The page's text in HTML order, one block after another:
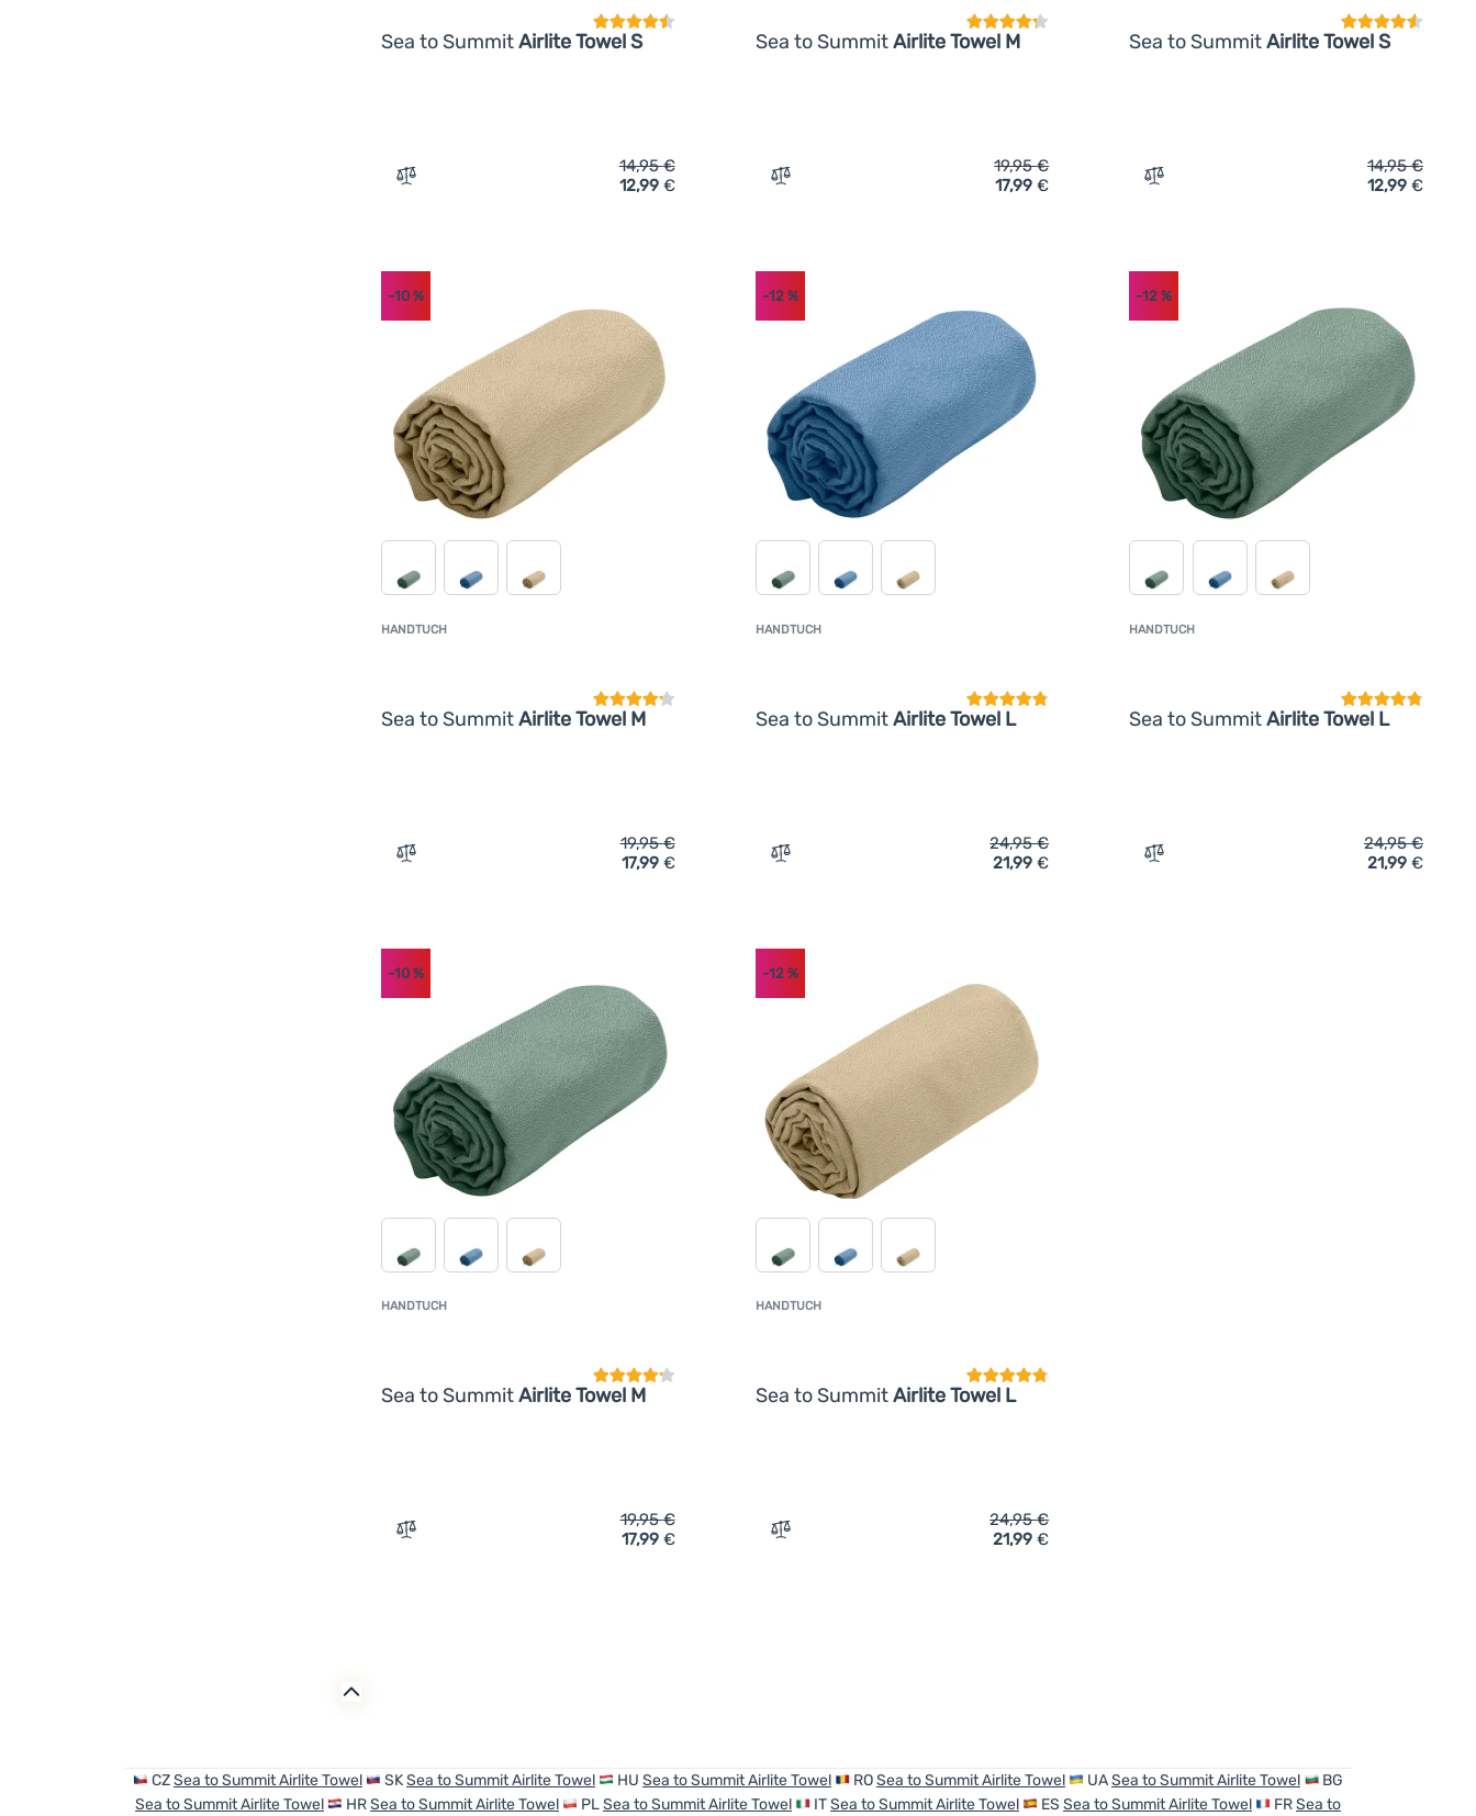
Sea to SummitAirlite Towel S
Zum Vergleich 'Handtuch Sea to Summit Airlite Towel S' hinzufügen
14,95€
12,99 €
Sea to SummitAirlite Towel M
Zum Vergleich 'Handtuch Sea to Summit Airlite Towel M' hinzufügen
19,95€
17,99€
Sea to SummitAirlite Towel S
Zum Vergleich 'Handtuch Sea to Summit
14,95€
12,99 €
HANDTUCH
Sea to SummitAirlite Towel M
-10%
Zum Vergleich 'Handtuch Sea to Summit Airlite Towel M' hinzufügen
19,95€
17,99 €
HANDTUCH
Sea to SummitAirlite Towel L
-12%
Zum Vergleich 'Handtuch Sea to Summit Airlite Towel L' hinzufügen
24,95€
21,99€
HANDTUCH
Sea to SummitAirlite Towel L
-12 %
Zum Vergleich 'Handtuch Sea to Summit
24,95€
21,99 €
HANDTUCH
Sea to SummitAirlite Towel M
-10%
Zum Vergleich 'Handtuch Sea to Summit Airlite Towel M' hinzufügen
19,95€
17,99 €
HANDTUCH
Sea to SummitAirlite Towel L
-12%
Zum Vergleich 'Handtuch Sea to Summit Airlite Towel L' hinzufügen
24,95€
21,99€
CZSea to Summit Airlite Towel SKSea to Summit Airlite Towel HU Sea to Summit Airlite Towel ROSea to Summit Airlite Towel UASea to Summit Airlite Towel
BG
Sea to Summit Airlite Towel
HRSea to Summit Airlite Towel PLSea to Summit Airlite Towel ITSea to Summit Airlite Towel ES Sea to Summit Airlite Towel FRSea to